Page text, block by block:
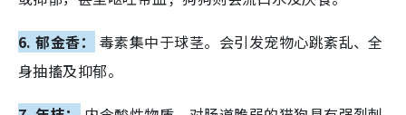
6. 郁金香：
毒素集中于球茎。会引发宠物心跳紊乱、全
身抽搐及抑郁。